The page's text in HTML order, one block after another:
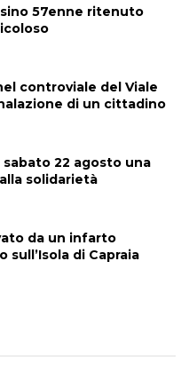
57enne ritenuto
controviale del Viale
di un cittadino
sabato 22 agosto una
solidarietà
da un infarto
sull’Isola di Capraia